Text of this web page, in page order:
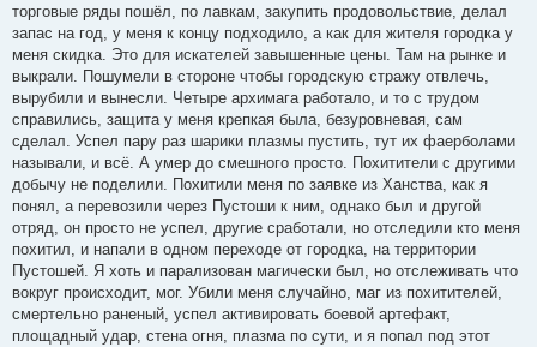
торговые ряды пошёл, по лавкам, закупить продовольствие, делал
запас на год, у меня к концу подходило, а как для жителя городка у
меня скидка. Это для искателей завышенные цены. Там на рынке и
выкрали. Пошумели в стороне чтобы городскую стражу отвлечь,
вырубили и вынесли. Четыре архимага работало, и то с трудом
справились, защита у меня крепкая была, безуровневая, сам
сделал. Успел пару раз шарики плазмы пустить, тут их фаерболами
называли, и всё. А умер до смешного просто. Похитители с другими
добычу не поделили. Похитили меня по заявке из Ханства, как я
понял, а перевозили через Пустоши к ним, однако был и другой
отряд, он просто не успел, другие сработали, но отследили кто меня
похитил, и напали в одном переходе от городка, на территории
Пустошей. Я хоть и парализован магически был, но отслеживать что
вокруг происходит, мог. Убили меня случайно, маг из похитителей,
смертельно раненый, успел активировать боевой артефакт,
площадный удар, стена огня, плазма по сути, и я попал под этот